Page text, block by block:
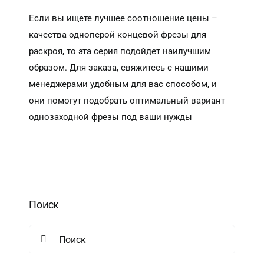
Если вы ищете лучшее соотношение цены –
качества одноперой концевой фрезы для
раскроя, то эта серия подойдет наилучшим
образом. Для заказа, свяжитесь с нашими
менеджерами удобным для вас способом, и
они помогут подобрать оптимальный вариант
однозаходной фрезы под ваши нужды
Поиск